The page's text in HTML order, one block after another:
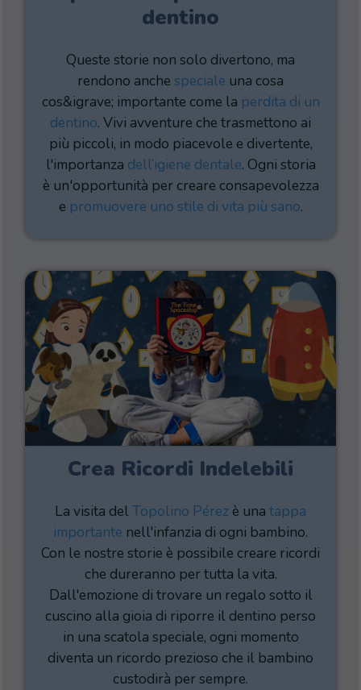
dentino
Queste storie non solo divertono, ma
rendono anche speciale una cosa
cos&igrave; importante come la perdita di un
dentino. Vivi avventure che trasmettono ai
più piccoli, in modo piacevole e divertente,
l'importanza dell’igiene dentale. Ogni storia
è un'opportunità per creare consapevolezza
e promuovere uno stile di vita più sano.
Crea Ricordi Indelebili
La visita delTopolino Pérez è una tappa
importante nell'infanzia di ogni bambino.
Con le nostre storie è possibile creare ricordi
che dureranno per tutta la vita.
Dall'emozione di trovare un regalo sotto il
cuscino alla gioia di riporre il dentino perso
in una scatola speciale, ogni momento
diventa un ricordo prezioso che il bambino
custodirà per sempre.